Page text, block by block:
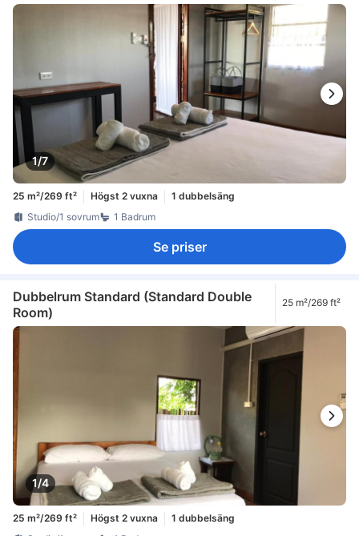
1/7
25 m²/269 ft² Högst 2 vuxna
1 dubbelsäng
Studio/1 sovrum
1 Badrum
Se priser
Dubbelrum Standard (Standard Double
Room)
25 m²/269 ft²
1/4
25 m²/269 ft² Högst 2 vuxna
1 dubbelsäng